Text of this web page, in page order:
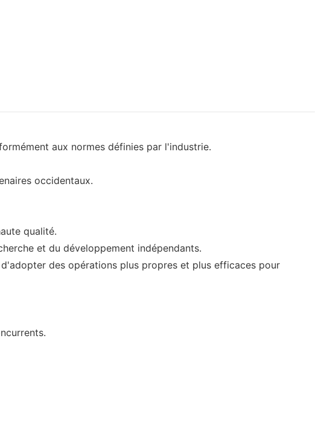
aux normes définies par l'industrie.
occidentaux.
qualité.
et du développement indépendants.
des opérations plus propres et plus efficaces pour